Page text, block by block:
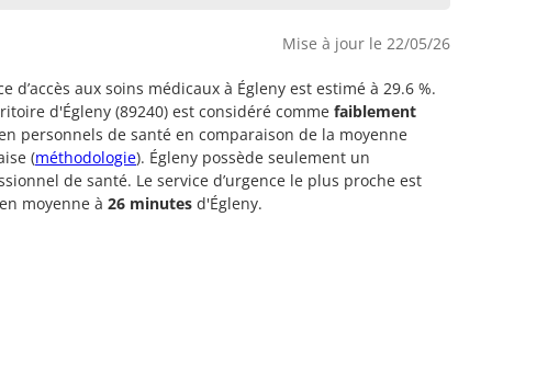
Mise à jour le 22/05/26
d’accès aux soins médicaux à Égleny est estimé à 29.6 %.
d'Égleny (89240) est considéré comme faiblement
personnels de santé en comparaison de la moyenne
(méthodologie). Égleny possède seulement un
de santé. Le service d’urgence le plus proche est
moyenne à 26 minutes d'Égleny.